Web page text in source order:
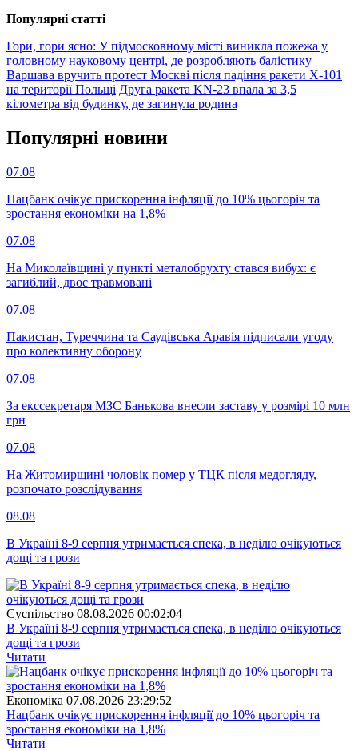
Популярнi статтi
Гори, гори ясно: У підмосковному місті виникла пожежа у
головному науковому центрі, де розробляють балістику
Варшава вручить протест Москві після падіння ракети Х-101
на території Польщі Друга ракета KN-23 впала за 3,5
кілометра від будинку, де загинула родина
Популярнi новини
07.08
Нацбанк очікує прискорення інфляції до 10% цьогоріч та
зростання економіки на 1,8%
07.08
На Миколаївщині у пункті металобрухту стався вибух: є
загиблий, двоє травмовані
07.08
Пакистан, Туреччина та Саудівська Аравія підписали угоду
про колективну оборону
07.08
За екссекретаря МЗС Банькова внесли заставу у розмірі 10 млн
грн
07.08
На Житомирщині чоловік помер у ТЦК після медогляду,
розпочато розслідування
08.08
В Україні 8-9 серпня утримається спека, в неділю очікуються
дощі та грози
Суспiльство 08.08.2026 00:02:04
В Україні 8-9 серпня утримається спека, в неділю очікуються
дощі та грози
Читати
Економіка 07.08.2026 23:29:52
Нацбанк очікує прискорення інфляції до 10% цьогоріч та
зростання економіки на 1,8%
Читати